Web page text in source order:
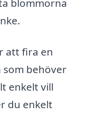
blommorna
att fira en
som behöver
enkelt vill
du enkelt